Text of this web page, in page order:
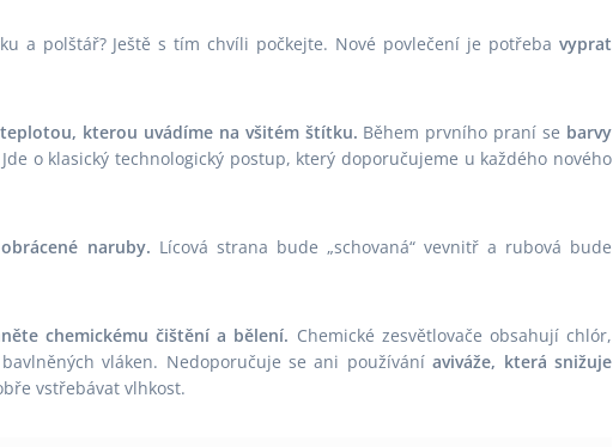
a polštář? Ještě s tím chvíli počkejte. Nové povlečení je potřeba vyprat
kterou uvádíme na všitém štítku. Během prvního praní se barvy
o klasický technologický postup, který doporučujeme u každého nového
naruby. Lícová strana bude „schovaná“ vevnitř a rubová bude
chemickému čištění a bělení. Chemické zesvětlovače obsahují chlór,
vláken. Nedoporučuje se ani používáníaviváže, která snižuje
vstřebávat vlhkost.